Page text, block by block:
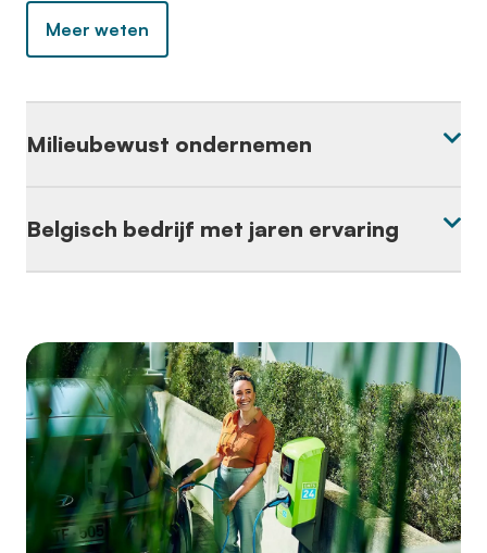
Meer weten
Milieubewust ondernemen
Belgisch bedrijf met jaren ervaring